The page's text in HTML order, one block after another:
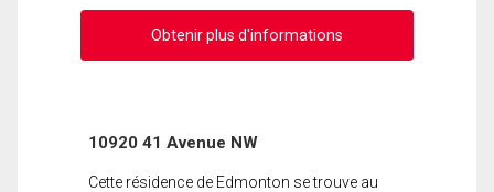
Obtenir plus d'informations
10920 41 Avenue NW
Cette résidence de Edmonton se trouve au